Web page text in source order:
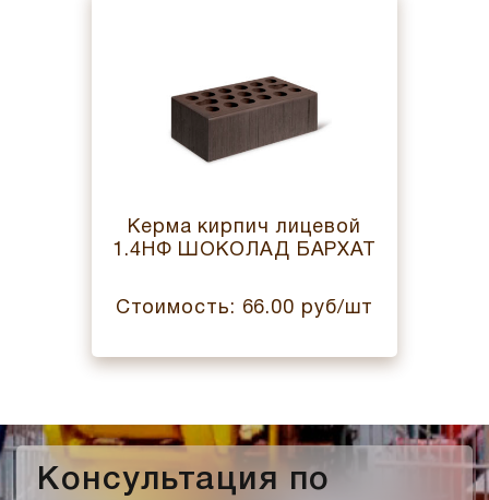
Керма кирпич лицевой
1.4НФ ШОКОЛАД БАРХАТ
Стоимость: 66.00 руб/шт
Консультация по